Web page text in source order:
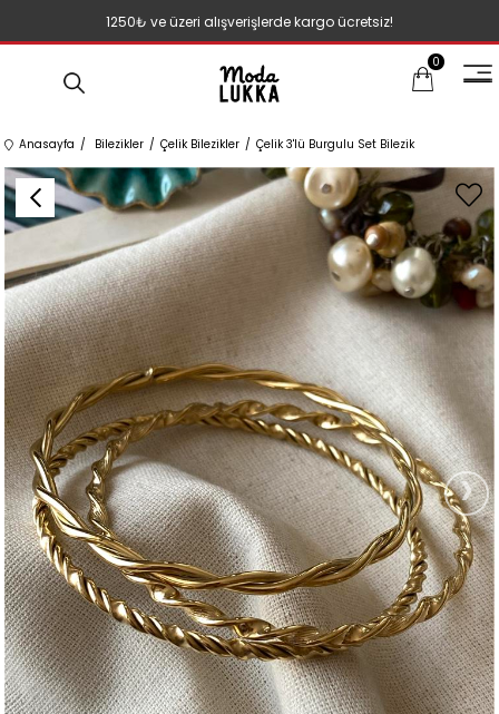
1250₺ ve üzeri alışverişlerde kargo ücretsiz!
0
Anasayfa Bilezikler Çelik Bilezikler Çelik 3'lü Burgulu Set Bilezik
›